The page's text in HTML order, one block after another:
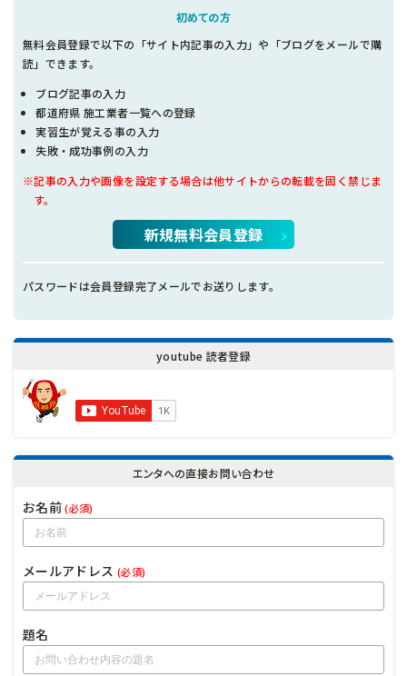
初めての方
無料会員登録で以下の「サイト内記事の入力」や「ブログをメールで購
読」できます。
ブログ記事の入力
都道府県 施工業者一覧への登録
実習生が覚える事の入力
失敗・成功事例の入力
※記事の入力や画像を設定する場合は他サイトからの転載を固く禁じま
す。
新規無料会員登録
パスワードは会員登録完了メールでお送りします。
youtube 読者登録
エンタへの直接お問い合わせ
お名前(必須)
メールアドレス (必須)
題名